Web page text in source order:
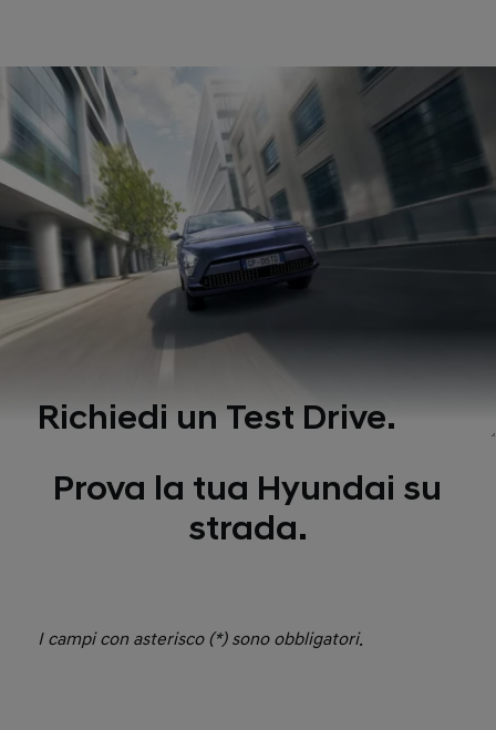
Richiedi un Test Drive.
Prova la tua Hyundai su
strada.
I campi con asterisco (*) sono obbligatori.